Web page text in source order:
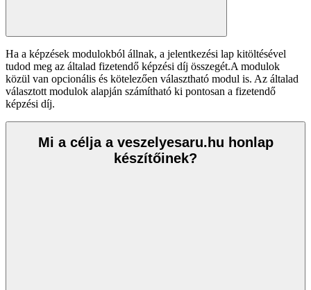
Ha a képzések modulokból állnak, a jelentkezési lap kitöltésével
tudod meg az általad fizetendő képzési díj összegét.A modulok
közül van opcionális és kötelezően választható modul is. Az általad
választott modulok alapján számítható ki pontosan a fizetendő
képzési díj.
Mi a célja a veszelyesaru.hu honlap
készítőinek?